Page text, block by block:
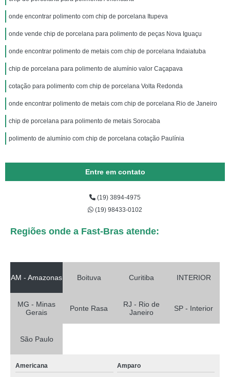
onde encontrar polimento com chip de porcelana Itupeva
onde vende chip de porcelana para polimento de peças Nova Iguaçu
onde encontrar polimento de metais com chip de porcelana Indaiatuba
chip de porcelana para polimento de alumínio valor Caçapava
cotação para polimento com chip de porcelana Volta Redonda
onde encontrar polimento de metais com chip de porcelana Rio de Janeiro
chip de porcelana para polimento de metais Sorocaba
polimento de alumínio com chip de porcelana cotação Paulínia
Entre em contato
(19) 3894-4975
(19) 98433-0102
Regiões onde a Fast-Bras atende:
AM - Amazonas Boituva Curitiba INTERIOR
MG - Minas
Gerais
Ponte Rasa
RJ - Rio de
Janeiro
SP - Interior
São Paulo
Americana Amparo